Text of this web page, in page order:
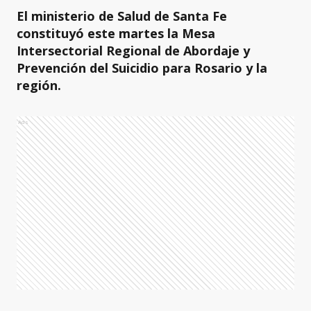
El ministerio de Salud de Santa Fe
constituyó este martes la Mesa
Intersectorial Regional de Abordaje y
Prevención del Suicidio para Rosario y la
región.
Ads